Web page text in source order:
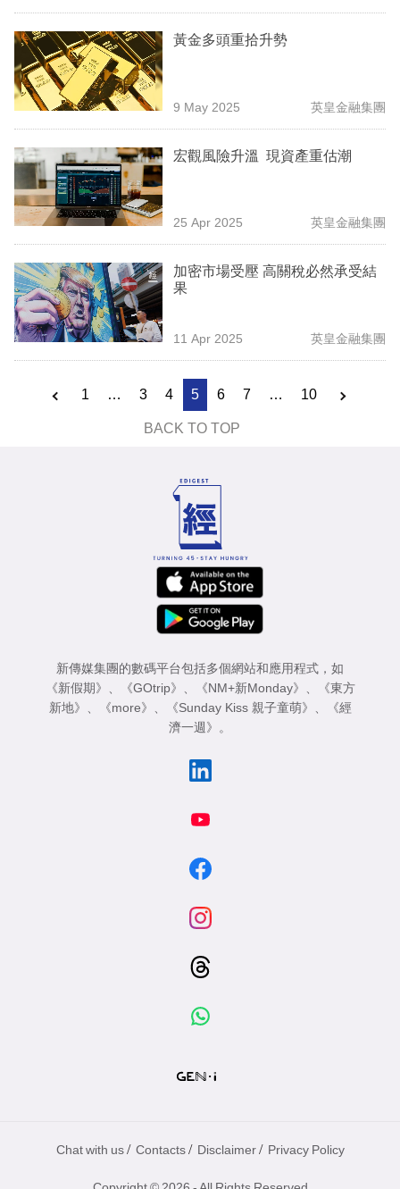
黃金多頭重拾升勢
9 May 2025 英皇金融集團
宏觀風險升溫 現資產重估潮
25 Apr 2025 英皇金融集團
加密市場受壓 高關稅必然承受結
果
11 Apr 2025 英皇金融集團
1 … 3 4 5 6 7 … 10
BACK TO TOP
新傳媒集團的數碼平台包括多個網站和應用程式，如
《新假期》 、 《GOtrip》 、 《NM+新Monday》 、
《東方
新地》 、 《more》 、 《Sunday Kiss 親子童萌》 、
《經
濟一週》 。
Chat with us / Contacts / Disclaimer / Privacy Policy